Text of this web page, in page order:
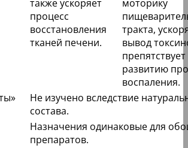
также ускоряет
процесс
восстановления
тканей печени.
моторику
тракта,
вывод
препятствует
развитию
воспаления.
Не изучено вследствие
состава.
Назначения одинаковые для
препаратов.